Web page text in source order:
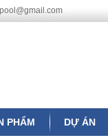
PHẨM DỰ ÁN